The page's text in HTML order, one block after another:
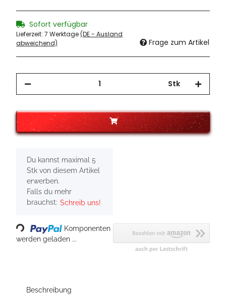
Sofort verfügbar
Lieferzeit: 7 Werktage(DE - Ausland
abweichend)
Frage zum Artikel
Stk
xDu kannst maximal 5
Stk von diesem Artikel
erwerben.
Falls du mehr
brauchst: Schreib uns!
Loading...
Komponenten
werden geladen ...
Beschreibung